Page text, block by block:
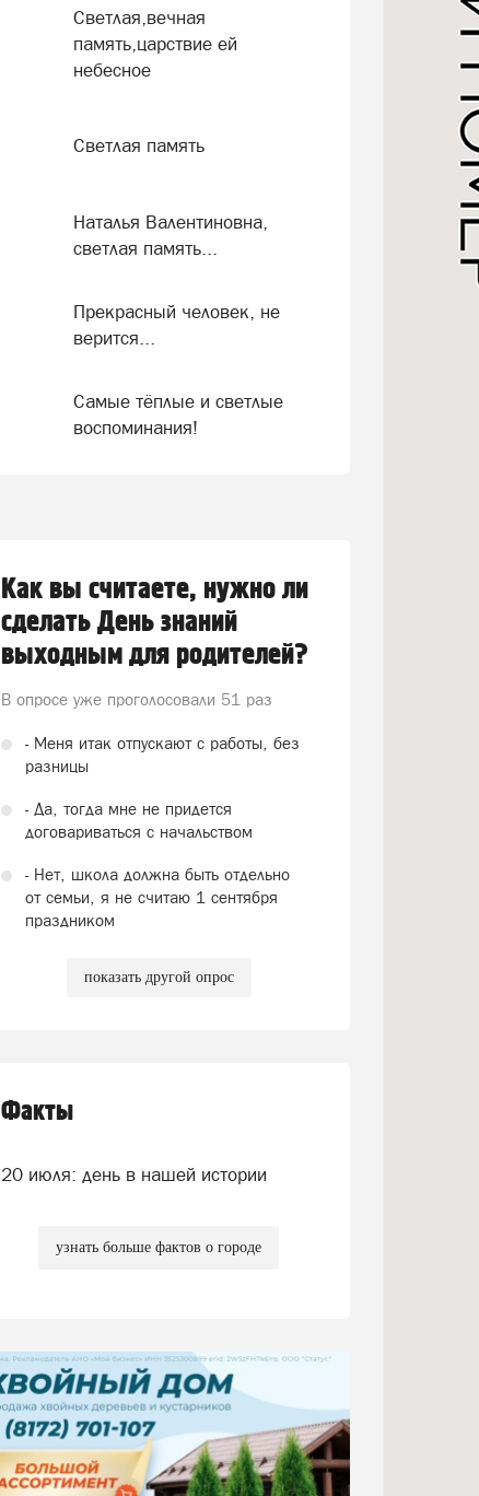
Светлая,вечная
память,царствие ей
небесное
Светлая память
Наталья Валентиновна,
светлая память...
Прекрасный человек, не
верится...
Самые тёплые и светлые
воспоминания!
Как вы считаете, нужно ли
сделать День знаний
выходным для родителей?
В опросе уже проголосовали 51 раз
- Меня итак отпускают с работы, без
разницы
- Да, тогда мне не придется
договариваться с начальством
- Нет, школа должна быть отдельно
от семьи, я не считаю 1 сентября
праздником
показать другой опрос
Факты
20 июля: день в нашей истории
узнать больше фактов о городе